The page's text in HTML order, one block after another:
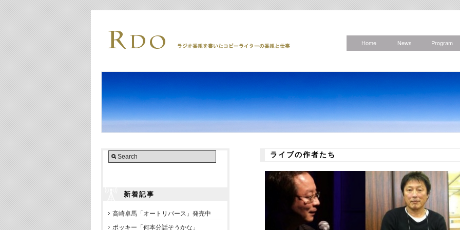
Home News Program
新着記事
高崎卓馬「オートリバース」発売中
ポッキー「何本分話そうかな」
ライブの作者たち